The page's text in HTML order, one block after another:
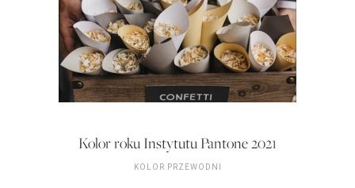
Kolor roku Instytutu Pantone 2021
KOLOR PRZEWODNI